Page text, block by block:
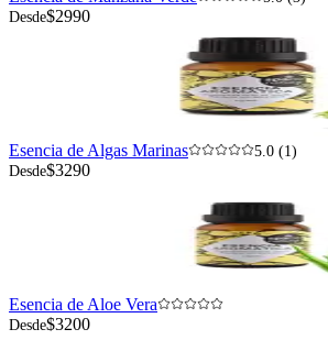
Desde$2990
Esencia de Algas Marinas
5.0 (1)
Desde$3290
Esencia de Aloe Vera
Desde$3200